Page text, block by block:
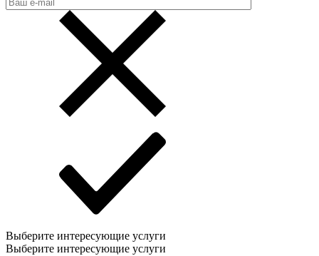
Выберите интересующие услуги
Выберите интересующие услуги